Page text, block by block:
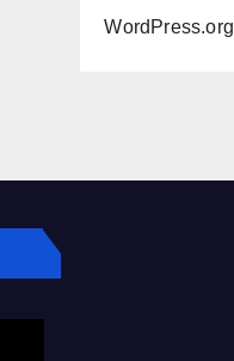
WordPress.org